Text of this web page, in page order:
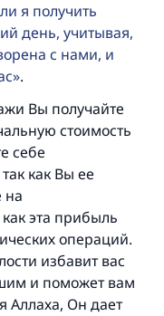
я получить
день, учитывая,
с нами, и
.
Вы получайте
стоимость
себе
как Вы ее
на
эта прибыль
операций.
избавит вас
и поможет вам
Аллаха, Он дает
сохранить